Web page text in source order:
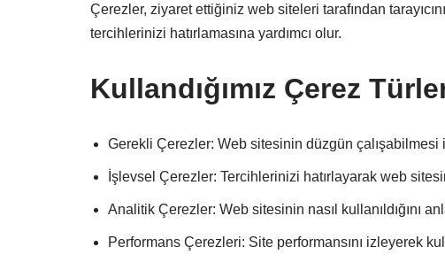
Çerezler, ziyaret ettiğiniz web siteleri tarafından
tercihlerinizi hatırlamasına yardımcı olur.
Kullandığımız Çerez
Gerekli Çerezler: Web sitesinin düzgün
İşlevsel Çerezler: Tercihlerinizi hatırlayarak web
Analitik Çerezler: Web sitesinin nasıl kullanıldığını
Performans Çerezleri: Site performansını izleyerek